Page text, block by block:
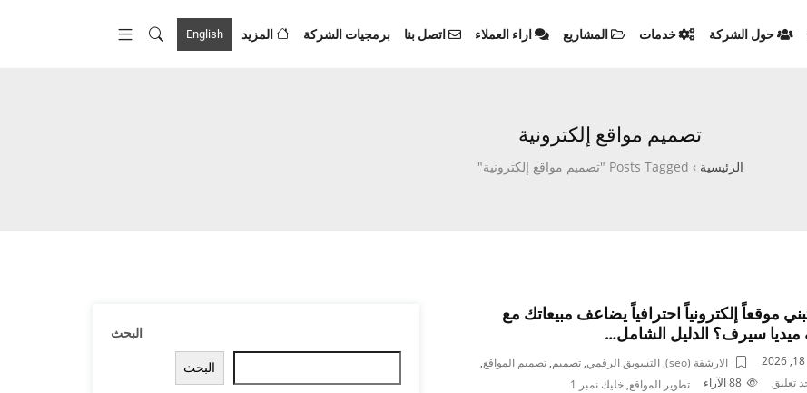
حول الشركة خدمات المشاريع اراء العملاء اتصل بنا برمجيات الشركة المزيد English
تصميم مواقع إلكترونية
الرئيسية › Posts Tagged "تصميم مواقع إلكترونية"
موقعاً إلكترونياً احترافياً يضاعف مبيعاتك مع
سيرف؟ الدليل الشامل…
الارشفة (seo) , التسويق الرقمي, تصميم, تصميم المواقع,
تطوير المواقع, خليك نمبر 1 تعليق الآراء
البحث
البحث